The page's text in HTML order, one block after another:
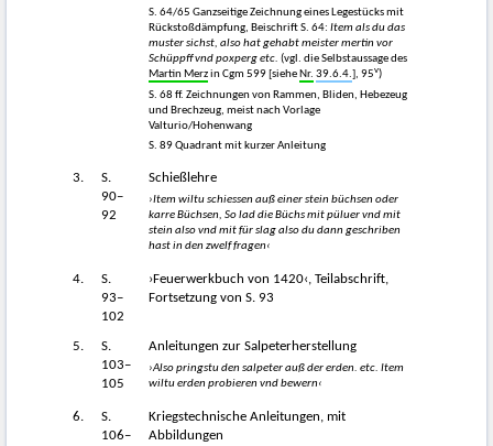
S. 64/65 Ganzseitige Zeichnung eines Legestücks mit
Rückstoßdämpfung, Beischrift S. 64: Item als du das
muster sichst, also hat gehabt meister mertin vor
Schüppff vnd poxperg etc. (vgl. die Selbstaussage des
Martin Merzin Cgm 599 [sieheNr. 39.6.4.], 95v)
S. 68 ff. Zeichnungen von Rammen, Bliden, Hebezeug
und Brechzeug, meist nach Vorlage
Valturio/Hohenwang
S. 89 Quadrant mit kurzer Anleitung
3.
S.
90–
92
Schießlehre
›Item wiltu schiessen auß einer stein büchsen oder
karre Büchsen, So lad die Büchs mit püluer vnd mit
stein also vnd mit für slag also du dann geschriben
hast in den zwelf fragen‹
4.
S.
93–
102
›Feuerwerkbuch von 1420‹, Teilabschrift,
Fortsetzung von S. 93
5.
S.
103–
105
Anleitungen zur Salpeterherstellung
›Also pringstu den salpeter auß der erden. etc. Item
wiltu erden probieren vnd bewern‹
6.
S.
106–
Kriegstechnische Anleitungen, mit
Abbildungen